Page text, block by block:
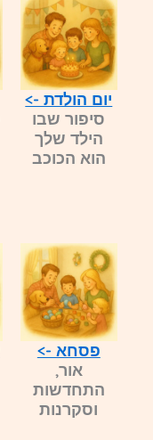
יום הולדת ->
סיפור שבו
הילד שלך
הוא הכוכב
פסחא ->
אור,
התחדשות
וסקרנות